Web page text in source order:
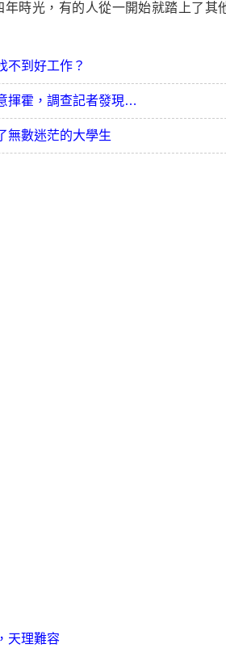
時光，有的人從一開始就踏上了
不到好工作？
揮霍，調查記者發現…
無數迷茫的大學生
天理難容